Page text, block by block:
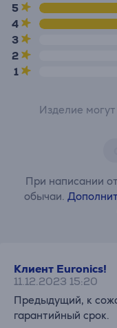
5
4
3
2
1
Изделие
При написании
обычаи.
Клиент Euronics!
11.12.2023 15:20
Предыдущий, к
гарантийный срок.